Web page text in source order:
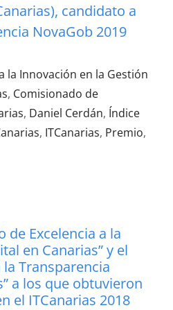
candidato a
NovaGob 2019
la Innovación en la Gestión
, Comisionado de
, Daniel Cerdán, Índice
, ITCanarias, Premio,
de Excelencia a la
en Canarias” y el
la Transparencia
a los que obtuvieron
el ITCanarias 2018